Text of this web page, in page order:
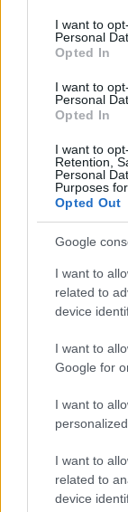
consent section.
I want to
Personal
Opted In
I want to
Personal
Opted In
I want to
Retention,
Personal
Purposes
Opted Out
Google
I want to
related to
device
I want to
Google for
I want to
I want to
related to
device
Itt